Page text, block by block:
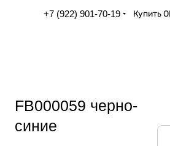
+7 (922) 901-70-19 Купить
FB000059 черно-
синие